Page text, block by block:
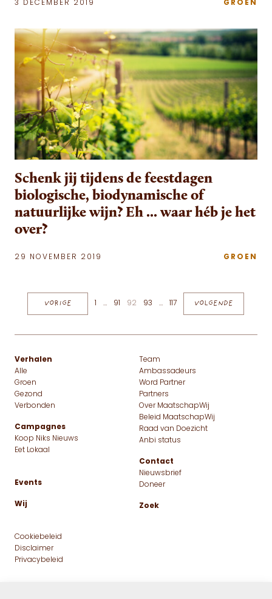
3 DECEMBER 2019 GROEN
Schenk jij tijdens de feestdagen
biologische, biodynamische of
natuurlijke wijn? Eh ... waar héb je het
over?
29 NOVEMBER 2019 GROEN
Berichten paginering
VORIGE … 91 92 93 … 117 VOLGENDE
Verhalen
Alle
Groen
Gezond
Verbonden
Campagnes
Koop Niks Nieuws
Eet Lokaal
Events
Wij
Team
Ambassadeurs
Word Partner
Partners
Over MaatschapWij
Beleid MaatschapWij
Raad van Doezicht
Anbi status
Contact
Nieuwsbrief
Doneer
Zoek
Cookiebeleid
Disclaimer
Privacybeleid